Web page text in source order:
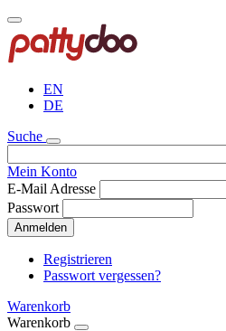
Direkt
zum
Inhalt
EN
DE
Suche
Mein Konto
E-Mail Adresse
Passwort
Anmelden
Registrieren
Passwort vergessen?
Warenkorb
Warenkorb